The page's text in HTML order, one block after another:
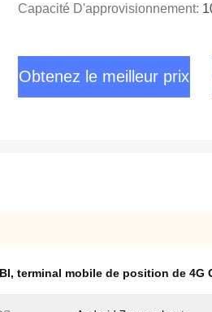
Capacité D'approvisionnement:
Obtenez le meilleur prix
, terminal mobile de position de 4G